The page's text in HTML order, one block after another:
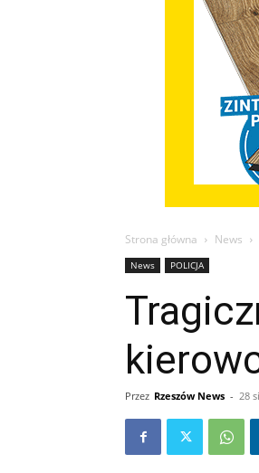
Strona główna News
News POLICJA
Przez Rzeszów News - 28